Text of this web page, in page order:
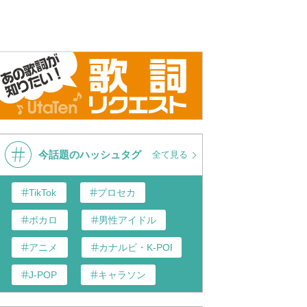
今話題のハッシュタグ 全て見る
TikTok プロセカ
ボカロ 男性アイドル
アニメ カナルビ・K-POP和訳
J-POP キャラソン